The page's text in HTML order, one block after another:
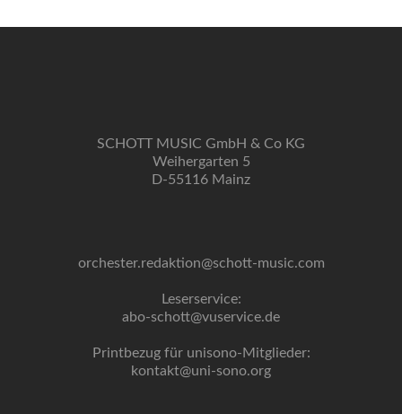
SCHOTT MUSIC GmbH & Co KG
Weihergarten 5
D-55116 Mainz
orchester.redaktion@schott-music.com
Leserservice:
abo-schott@vuservice.de
Printbezug für unisono-Mitglieder:
kontakt@uni-sono.org